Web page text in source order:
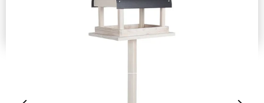
10% korting op uw bestelling
automatisch verrekend tijdens het bestellen.